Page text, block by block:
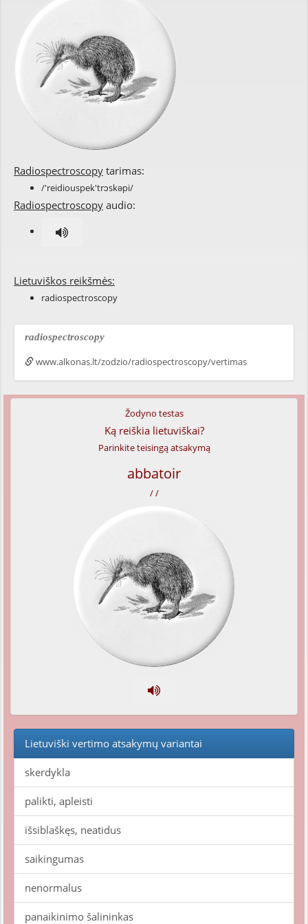
Radiospectroscopy tarimas:
/'reidiouspek'trɔskəpi/
Radiospectroscopy audio:
Lietuviškos reikšmės:
radiospectroscopy
radiospectroscopy
www.alkonas.lt/zodzio/radiospectroscopy/vertimas
Žodyno testas
Ką reiškia lietuviškai?
Parinkite teisingą atsakymą
abbatoir
/ /
Lietuviški vertimo atsakymų variantai
skerdykla
palikti, apleisti
išsiblaškęs, neatidus
saikingumas
nenormalus
panaikinimo šalininkas